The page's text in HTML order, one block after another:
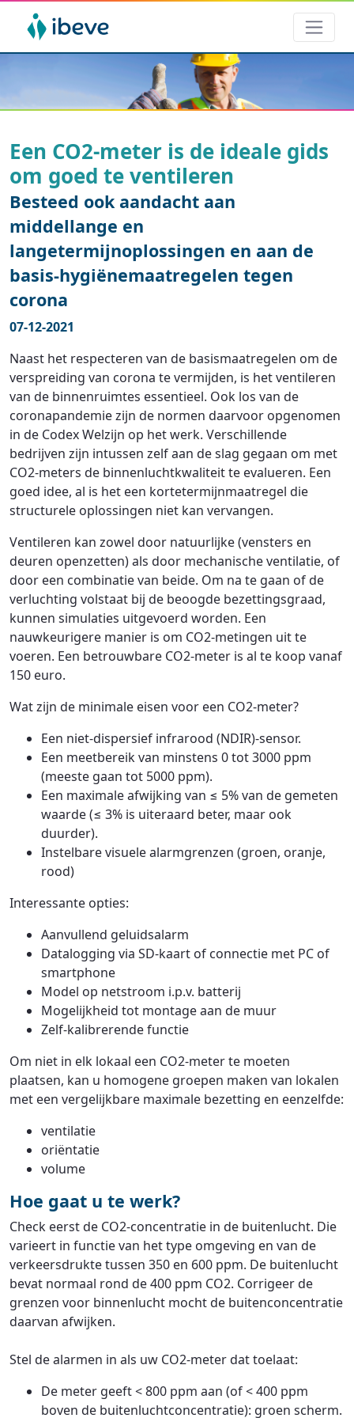
Een CO2-meter is de ideale gids
om goed te ventileren
Besteed ook aandacht aan
middellange en
langetermijnoplossingen en aan de
basis-hygiënemaatregelen tegen
corona
07-12-2021
Naast het respecteren van de basismaatregelen om de
verspreiding van corona te vermijden, is het ventileren
van de binnenruimtes essentieel. Ook los van de
coronapandemie zijn de normen daarvoor opgenomen
in de Codex Welzijn op het werk. Verschillende
bedrijven zijn intussen zelf aan de slag gegaan om met
CO2-meters de binnenluchtkwaliteit te evalueren. Een
goed idee, al is het een kortetermijnmaatregel die
structurele oplossingen niet kan vervangen.
Ventileren kan zowel door natuurlijke (vensters en
deuren openzetten) als door mechanische ventilatie, of
door een combinatie van beide. Om na te gaan of de
verluchting volstaat bij de beoogde bezettingsgraad,
kunnen simulaties uitgevoerd worden. Een
nauwkeurigere manier is om CO2-metingen uit te
voeren. Een betrouwbare CO2-meter is al te koop vanaf
150 euro.
Wat zijn de minimale eisen voor een CO2-meter?
Een niet-dispersief infrarood (NDIR)-sensor.
Een meetbereik van minstens 0 tot 3000 ppm
(meeste gaan tot 5000 ppm).
Een maximale afwijking van ≤ 5% van de gemeten
waarde (≤ 3% is uiteraard beter, maar ook
duurder).
Instelbare visuele alarmgrenzen (groen, oranje,
rood)
Interessante opties:
Aanvullend geluidsalarm
Datalogging via SD-kaart of connectie met PC of
smartphone
Model op netstroom i.p.v. batterij
Mogelijkheid tot montage aan de muur
Zelf-kalibrerende functie
Om niet in elk lokaal een CO2-meter te moeten
plaatsen, kan u homogene groepen maken van lokalen
met een vergelijkbare maximale bezetting en eenzelfde:
ventilatie
oriëntatie
volume
Hoe gaat u te werk?
Check eerst de CO2-concentratie in de buitenlucht. Die
varieert in functie van het type omgeving en van de
verkeersdrukte tussen 350 en 600 ppm. De buitenlucht
bevat normaal rond de 400 ppm CO2. Corrigeer de
grenzen voor binnenlucht mocht de buitenconcentratie
daarvan afwijken.
Stel de alarmen in als uw CO2-meter dat toelaat:
De meter geeft < 800 ppm aan (of < 400 ppm
boven de buitenluchtconcentratie): groen scherm.